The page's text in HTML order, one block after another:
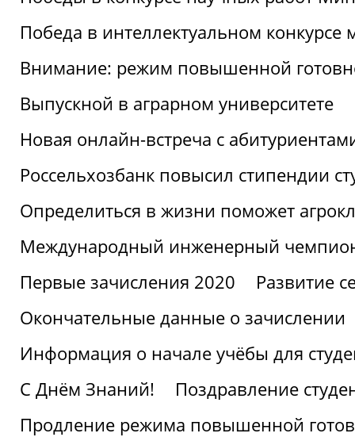
Победа в интеллектуальном конкурсе
Внимание: режим повышенной
Выпускной в аграрном университете
Новая онлайн-встреча с
Россельхозбанк повысил стипендии
Определиться в жизни поможет
Международный инженерный
Первые зачисления 2020
Развитие
Окончательные данные о зачислении
Информация о начале учёбы для
С Днём Знаний!
Поздравление
Продление режима повышенной